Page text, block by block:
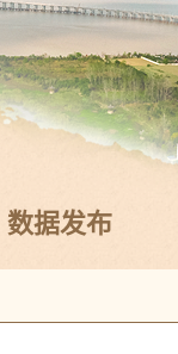
数据发布